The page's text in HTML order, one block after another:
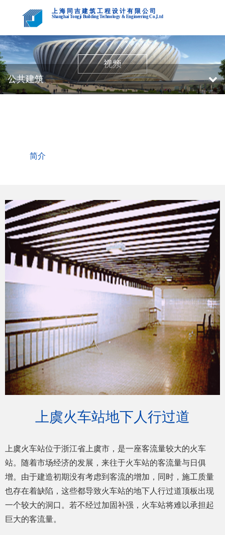
上海同吉建筑工程设计有限公司
Shanghai Tongji Building Technology & Engineering Co.,Ltd
视频
公共建筑
简介
上虞火车站地下人行过道
上虞火车站位于浙江省上虞市，是一座客流量较大的火车
站。随着市场经济的发展，来往于火车站的客流量与日俱
增。由于建造初期没有考虑到客流的增加，同时，施工质量
也存在着缺陷，这些都导致火车站的地下人行过道顶板出现
一个较大的洞口。若不经过加固补强，火车站将难以承担起
巨大的客流量。